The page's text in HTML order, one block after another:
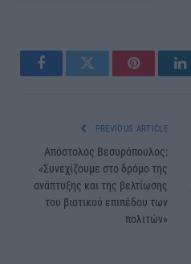
FacebookTwitter Pinterest
PREVIOUS ARTICLE
Απόστολος Βεσυρόπουλος:
«Συνεχίζουμε στο δρόμο της
ανάπτυξης και της βελτίωσης
του βιοτικού επιπέδου των
πολιτών»